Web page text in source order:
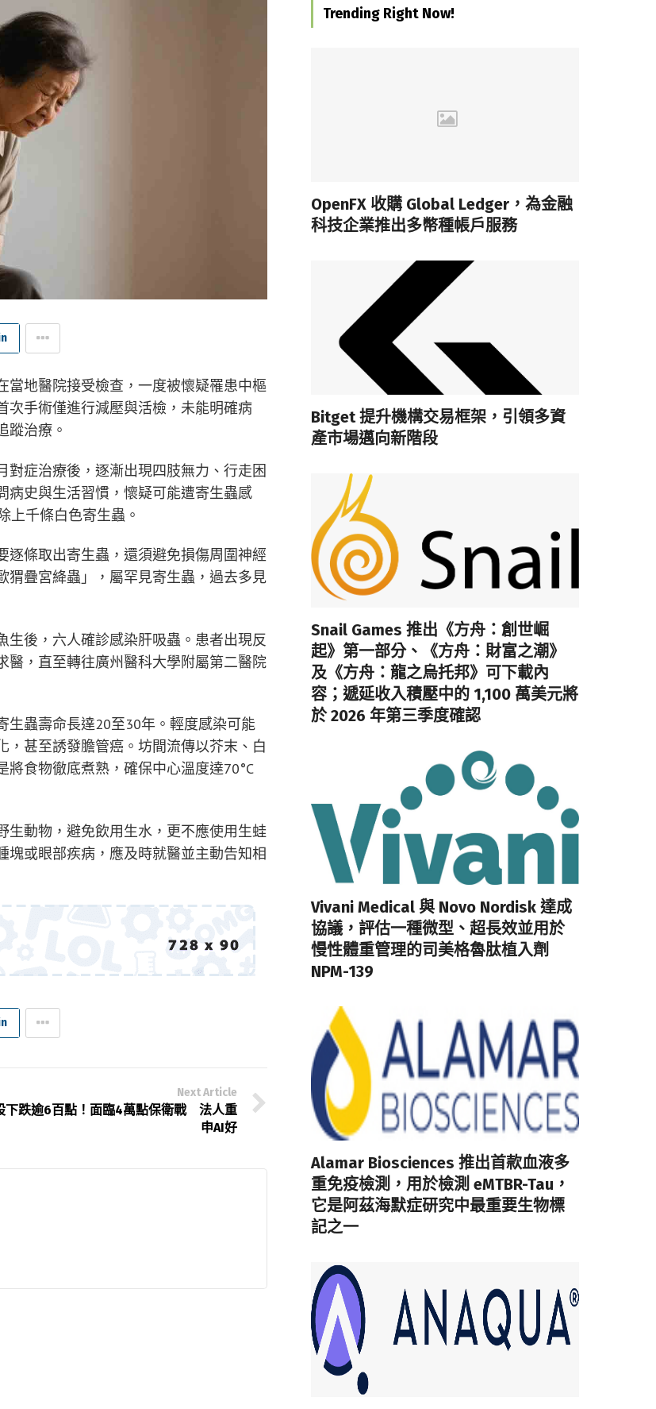
當地醫院接受檢查，一度被懷疑罹患中樞
次手術僅進行減壓與活檢，未能明確病
蹤治療。
對症治療後，逐漸出現四肢無力、行走困
病史與生活習慣，懷疑可能遭寄生蟲感
上千條白色寄生蟲。
逐條取出寄生蟲，還須避免損傷周圍神經
猬疊宮絳蟲」，屬罕見寄生蟲，過去多見
生後，六人確診感染肝吸蟲。患者出現反
醫，直至轉往廣州醫科大學附屬第二醫院
生蟲壽命長達20至30年。輕度感染可能
甚至誘發膽管癌。坊間流傳以芥末、白
食物徹底煮熟，確保中心溫度達70°C
生動物，避免飲用生水，更不應使用生蛙
塊或眼部疾病，應及時就醫並主動告知相
Next Article
下跌逾6百點！面臨4萬點保衛戰 法人重
申AI好
Trending Right Now!
OpenFX 收購 Global Ledger，為金融
科技企業推出多幣種帳戶服務
Bitget 提升機構交易框架，引領多資
產市場邁向新階段
Snail Games 推出《方舟：創世崛
起》第一部分、《方舟：財富之潮》
及《方舟：龍之烏托邦》可下載內
容；遞延收入積壓中的 1,100 萬美元將
於 2026 年第三季度確認
Vivani Medical 與 Novo Nordisk 達成
協議，評估一種微型、超長效並用於
慢性體重管理的司美格魯肽植入劑
NPM-139
Alamar Biosciences 推出首款血液多
重免疫檢測，用於檢測 eMTBR-Tau，
它是阿茲海默症研究中最重要生物標
記之一